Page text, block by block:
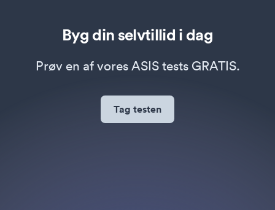
Byg din selvtillid i dag
Prøv en af vores ASIS tests GRATIS.
Tag testen